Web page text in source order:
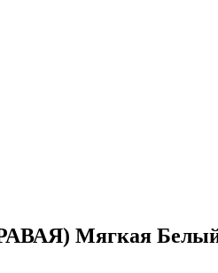
Мягкая